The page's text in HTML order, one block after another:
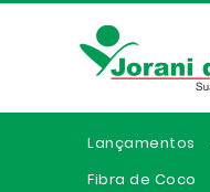
Lançamentos
Fibra de Coco